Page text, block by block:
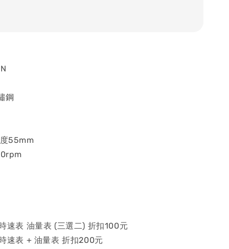
鋼
55mm
速表 油量表 (三選二) 折扣100元
速表 + 油量表 折扣200元